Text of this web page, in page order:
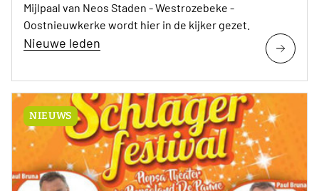
Mijlpaal van Neos Staden - Westrozebeke -
Oostnieuwkerke wordt hier in de kijker gezet.
Nieuwe leden
NIEUWS